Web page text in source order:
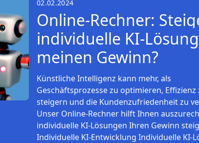
02.02.2024
Online-Rechner:
individuelle KI-
meinen Gewinn?
Künstliche Intelligenz kann mehr, als
Geschäftsprozesse zu optimieren, Effizienz
steigern und die Kundenzufriedenheit zu
Unser Online-Rechner hilft Ihnen
individuelle KI-Lösungen Ihren Gewinn
Individuelle KI-Entwicklung Individuelle KI-